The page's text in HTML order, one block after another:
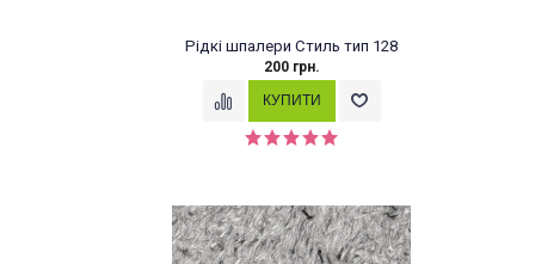
Рідкі шпалери Стиль тип 128
200 грн.